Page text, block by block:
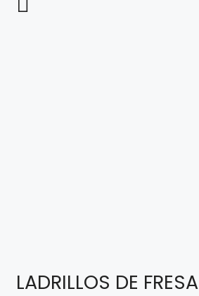
LADRILLOS DE FRESA